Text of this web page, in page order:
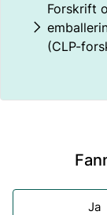
Forskrift
(CLP-
Ja